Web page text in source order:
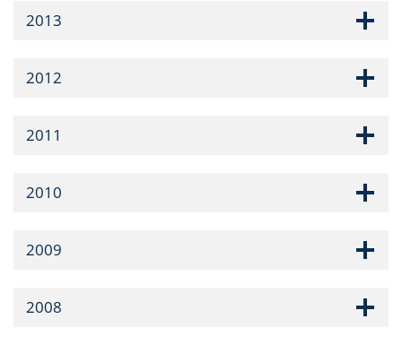
2013
2012
2011
2010
2009
2008